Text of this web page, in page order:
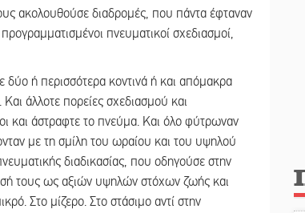
ακολουθούσε διαδρομές, που πάντα έφταναν
πνευματικοί σχεδιασμοί,
δύο ή περισσότερα κοντινά ή και απόμακρα
άλλοτε πορείες σχεδιασμού και
και άστραφτε το πνεύμα. Και όλο φύτρωναν
με τη σμίλη του ωραίου και του υψηλού
διαδικασίας, που οδηγούσε στην
τους ως αξιών υψηλών στόχων ζωής και
Στο μίζερο. Στο στάσιμο αντί στην